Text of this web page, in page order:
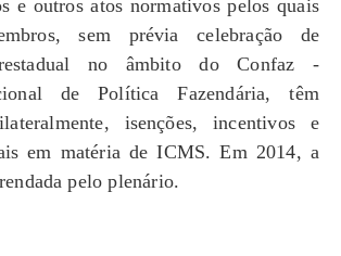
e outros atos normativos pelos quais
sem prévia celebração de
no âmbito do Confaz -
de Política Fazendária, têm
isenções, incentivos e
em matéria de ICMS. Em 2014, a
pelo plenário.